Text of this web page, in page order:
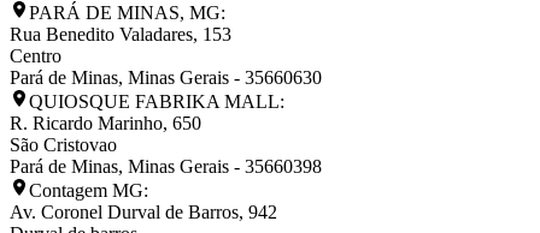
PARÁ DE MINAS, MG:
Rua Benedito Valadares, 153
Centro
Pará de Minas, Minas Gerais - 35660630
QUIOSQUE FABRIKA MALL:
R. Ricardo Marinho, 650
São Cristovao
Pará de Minas, Minas Gerais - 35660398
Contagem MG:
Av. Coronel Durval de Barros, 942